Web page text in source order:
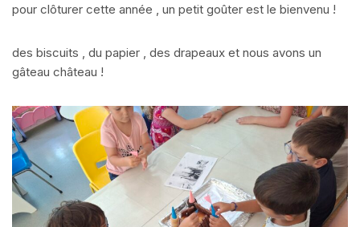
pour clôturer cette année , un petit goûter est le bienvenu !
des biscuits , du papier , des drapeaux et nous avons un
gâteau château !